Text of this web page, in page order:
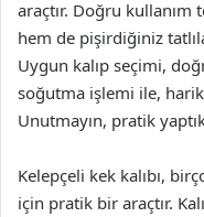
araçtır. Doğru kullanım
hem de pişirdiğiniz
Uygun kalıp seçimi,
soğutma işlemi ile,
Unutmayın, pratik
Kelepçeli kek kalıbı,
için pratik bir araçtır.